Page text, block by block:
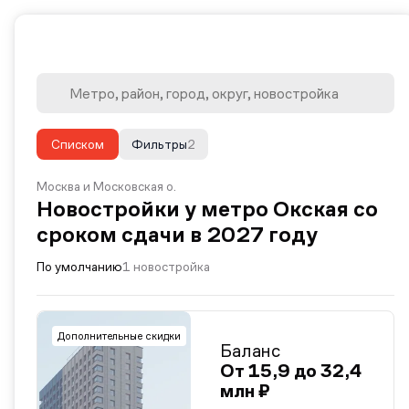
Списком 2
Фильтры
Москва и Московская о.
Новостройки у метро Окская со
сроком сдачи в 2027 году
По умолчанию1 новостройка
Дополнительные скидки
Баланс
От 15,9 до 32,4
млн ₽